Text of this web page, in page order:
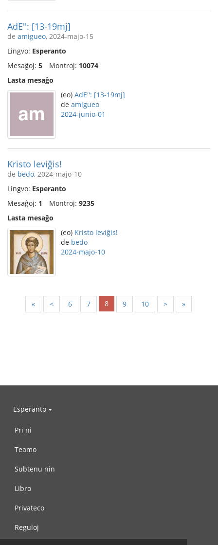
AdE'': [13-19mj]
de amigueo, 2024-majo-15
Lingvo: Esperanto
Mesaĝoj: 5 Montroj: 10074
Lasta mesaĝo
(eo) AdE'': [13-19mj]
de amigueo
2024-junio-01
Kristo leviĝis!
de bedo, 2024-majo-10
Lingvo: Esperanto
Mesaĝoj: 1 Montroj: 9235
Lasta mesaĝo
(eo) Kristo leviĝis!
de bedo
2024-majo-10
« < 6 7 8 9 10 > »
Esperanto
Pri ni
Teamo
Subtenu nin
Libro
Privateco
Reguloj